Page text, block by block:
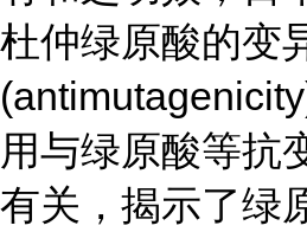
杜仲绿原酸的变
用与绿原酸等抗
有关，揭示了绿